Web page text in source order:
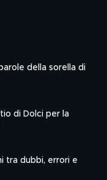
della sorella di
di Dolci per la
tra dubbi, errori e